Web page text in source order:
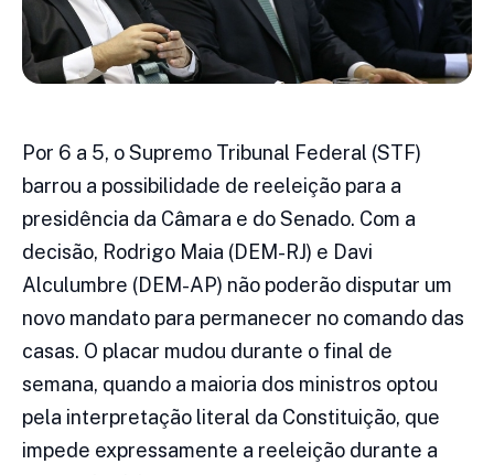
Por 6 a 5, o Supremo Tribunal Federal (STF)
barrou a possibilidade de reeleição para a
presidência da Câmara e do Senado. Com a
decisão, Rodrigo Maia (DEM-RJ) e Davi
Alculumbre (DEM-AP) não poderão disputar um
novo mandato para permanecer no comando das
casas. O placar mudou durante o final de
semana, quando a maioria dos ministros optou
pela interpretação literal da Constituição, que
impede expressamente a reeleição durante a